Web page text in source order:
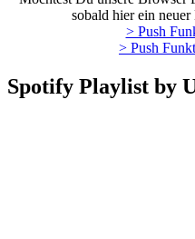
sobald hier ein
> Push
> Push
Spotify Playlist by